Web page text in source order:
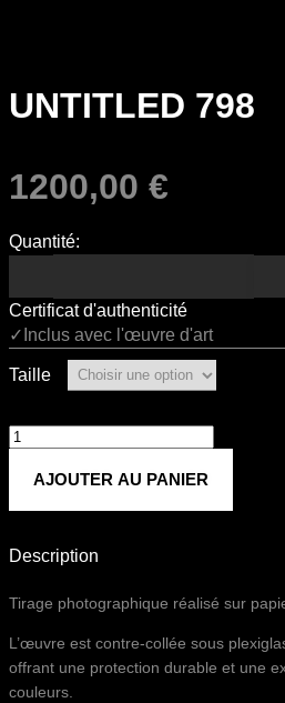
UNTITLED 798
1200,00 €
Quantité:
Certificat d'authenticité
✓Inclus avec l'œuvre d'art
Taille
quantité
Untitled
798
AJOUTER AU PANIER
Description
Tirage photographique réalisé sur
L’œuvre est contre-collée sous
offrant une protection durable et une
couleurs.